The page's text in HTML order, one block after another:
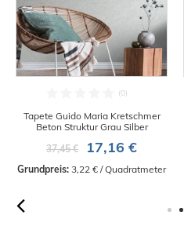
Tapete Guido Maria Kretschmer
Beton Struktur Grau Silber
37,45 €
17,16 €
Grundpreis: 3,22 € / Quadratmeter